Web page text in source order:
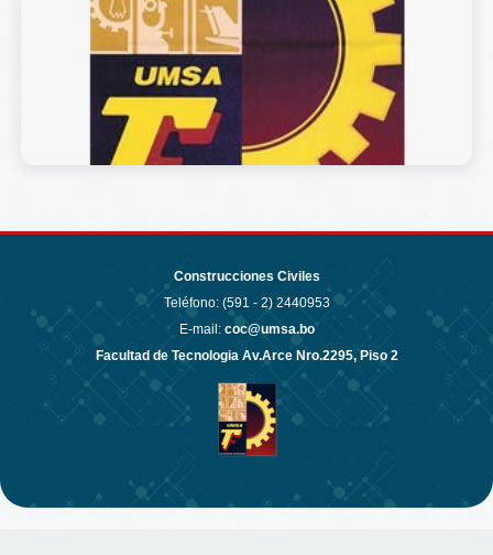
Construcciones Civiles
Teléfono: (591 - 2) 2440953
E-mail: coc@umsa.bo
Facultad de Tecnologia Av.Arce Nro.2295, Piso 2